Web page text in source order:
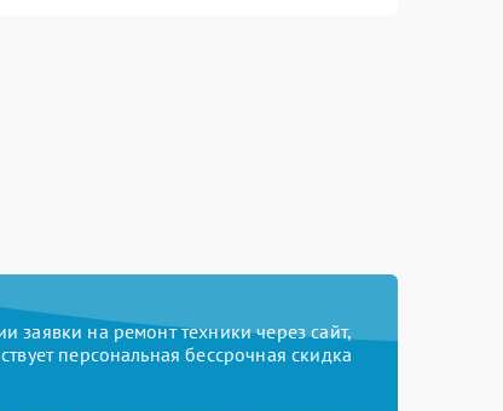
заявки на ремонт техники через сайт,
персональная бессрочная скидка